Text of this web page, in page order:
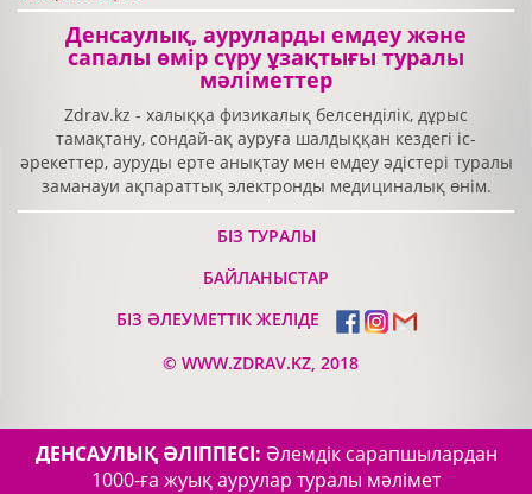
Денсаулық, ауруларды емдеу және
сапалы өмір сүру ұзақтығы туралы
мәліметтер
Zdrav.kz - халыққа физикалық белсенділік, дұрыс
тамақтану, сондай-ақ ауруға шалдыққан кездегі іс-
әрекеттер, ауруды ерте анықтау мен емдеу әдістері туралы
заманауи ақпараттық электронды медициналық өнім.
БІЗ ТУРАЛЫ
БАЙЛАНЫСТАР
БІЗ ӘЛЕУМЕТТІК ЖЕЛІДЕ
© WWW.ZDRAV.KZ, 2018
ДЕНСАУЛЫҚ ӘЛІППЕСІ: Әлемдік сарапшылардан
1000-ға жуық аурулар туралы мәлімет